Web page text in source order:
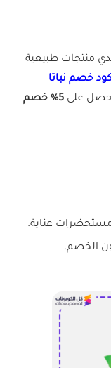
منتجات طبيعية
خصم نباتا
على
5% خصم
مستحضرات عناية.
الخصم.